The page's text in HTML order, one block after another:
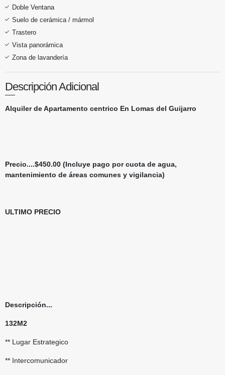
Doble Ventana
Suelo de cerámica / mármol
Trastero
Vista panorámica
Zona de lavandería
Descripción Adicional
Alquiler de Apartamento centrico En Lomas del Guijarro
Precio....$450.00 (Incluye pago por cuota de agua,
mantenimiento de áreas comunes y vigilancia)
ULTIMO PRECIO
Descripción...
132M2
** Lugar Estrategico
** Intercomunicador